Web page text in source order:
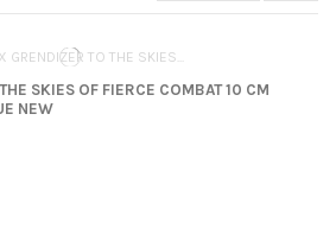
SKIES OF FIERCE COMBAT 10 CM
NEW